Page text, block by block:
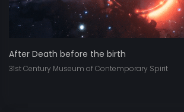
After Death before the birth
31st Century Museum of Contemporary Spirit